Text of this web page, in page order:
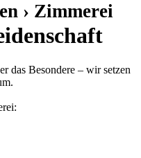
› Zimmerei
das Besondere – wir setzen